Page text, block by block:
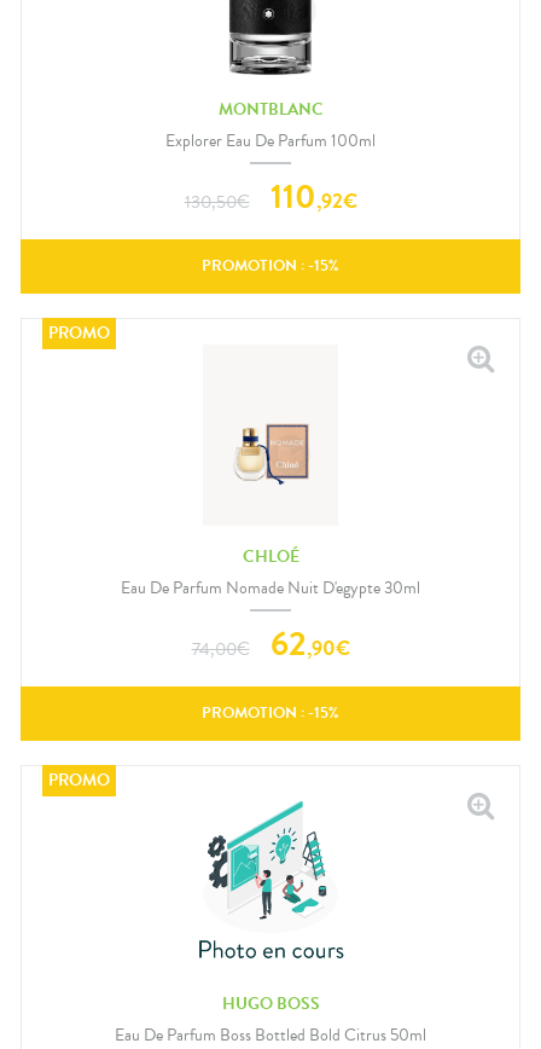
MONTBLANC
Explorer Eau De Parfum 100ml
130,50€ 110,92€
PROMOTION : -15%
CHLOÉ
Eau De Parfum Nomade Nuit D'egypte 30ml
74,00€ 62,90€
PROMOTION : -15%
HUGO BOSS
Eau De Parfum Boss Bottled Bold Citrus 50ml